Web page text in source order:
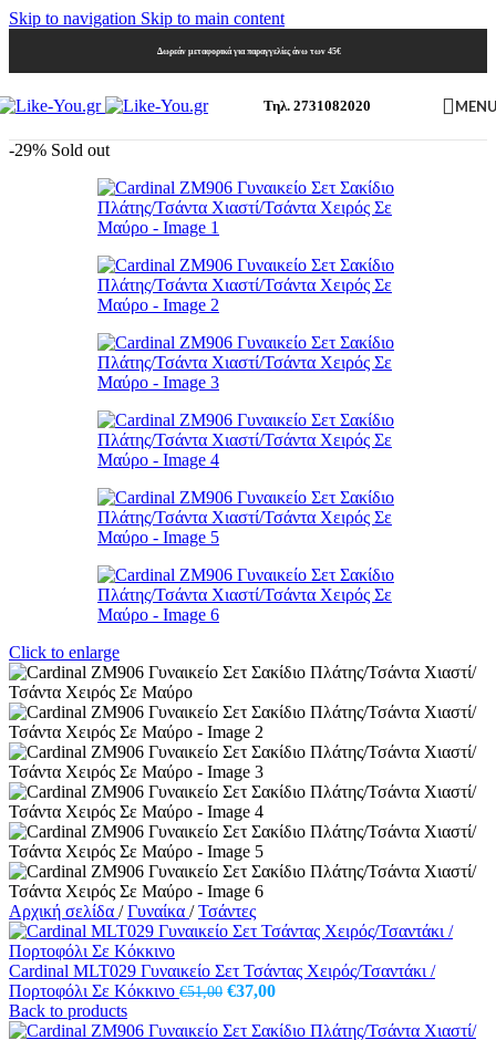
Skip to navigation Skip to main content
Δωρεάν μεταφορικά για παραγγελίες άνω των 45€
Τηλ. 2731082020
-29% Sold out
Click to enlarge
Αρχική σελίδα / Γυναίκα / Τσάντες
Cardinal MLT029 Γυναικείο Σετ Τσάντας Χειρός/Τσαντάκι /
Πορτοφόλι Σε Κόκκινο €51,00 Original
was:
€37,00Η
τιμή
Back to products